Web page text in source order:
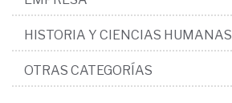
HISTORIA Y CIENCIAS HUMANAS
OTRAS CATEGORÍAS